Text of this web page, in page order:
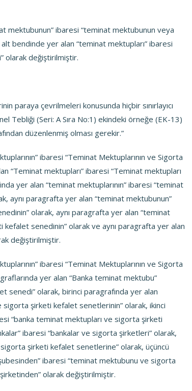
mektubunun” ibaresi “teminat mektubunun veya
bendinde yer alan “teminat mektupları” ibaresi
olarak değiştirilmiştir.
paraya çevrilmeleri konusunda hiçbir sınırlayıcı
Tebliği (Seri: A Sıra No:1) ekindeki örneğe (EK-13)
düzenlenmiş olması gerekir.”
ibaresi “Teminat Mektuplarının ve Sigorta
“Teminat mektupları” ibaresi “Teminat mektupları
yer alan “teminat mektuplarının” ibaresi “teminat
aynı paragrafta yer alan “teminat mektubunun”
olarak, aynı paragrafta yer alan “teminat
senedinin” olarak ve aynı paragrafta yer alan
değiştirilmiştir.
ibaresi “Teminat Mektuplarının ve Sigorta
yer alan “Banka teminat mektubu”
olarak, birinci paragrafında yer alan
sigorta şirketi kefalet senetlerinin” olarak, ikinci
“banka teminat mektupları ve sigorta şirketi
ibaresi “bankalar ve sigorta şirketleri” olarak,
şirketi kefalet senetlerine” olarak, üçüncü
ibaresi “teminat mektubunu ve sigorta
olarak değiştirilmiştir.